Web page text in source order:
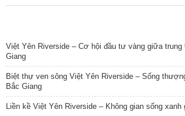
Việt Yên Riverside – Cơ hội đầu tư vàng giữa trung
Giang
Biệt thự ven sông Việt Yên Riverside – Sống
Bắc Giang
Liền kề Việt Yên Riverside – Không gian sống xanh